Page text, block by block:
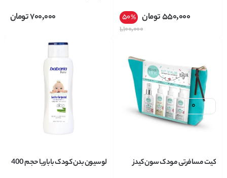
550,000تومان 50%
1,100,000
700,000تومان
کیت مسافرتی مودک سون کیدز
لوسیون بدن کودک باباریا حجم 400